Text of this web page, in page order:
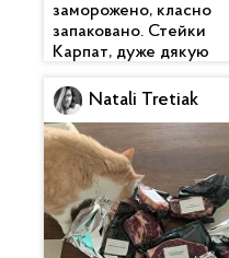
заморожено, класно
запаковано. Стейки
Карпат, дуже дякую
Natali Tretiak